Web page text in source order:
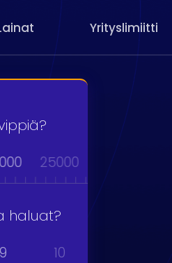
Yrityslimiitti
25000 30000
haluat?
9 10